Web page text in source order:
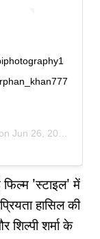
Jun 26, 2019 at 11:31pm PDT
'स्टाइल' में
हासिल की
शिल्पी शर्मा के